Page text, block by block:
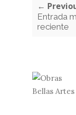
←
Entrada
reciente